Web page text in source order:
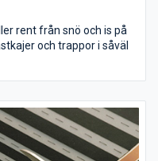
rent från snö och is på
och trappor i såväl